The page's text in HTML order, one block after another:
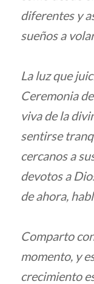
diferentes y
sueños a
La luz que
Ceremonia
viva de la
sentirse
cercanos a
devotos a
de ahora,
Comparto
momento, y
crecimiento